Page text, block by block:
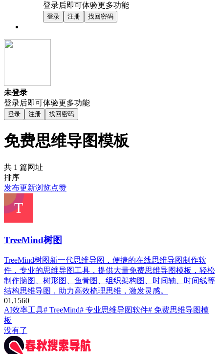
登录后即可体验更多功能
登录 注册 找回密码
未登录
登录后即可体验更多功能
登录 注册 找回密码
免费思维导图模板
共 1 篇网址
排序
发布更新浏览点赞
TreeMind树图
TreeMind树图新一代思维导图，便捷的在线思维导图制作软
件，专业的思维导图工具，提供大量免费思维导图模板，轻松
制作脑图、树形图、鱼骨图、组织架构图、时间轴、时间线等
结构思维导图，助力高效梳理思维，激发灵感。
01,1560
AI效率工具# TreeMind# 专业思维导图软件# 免费思维导图模
板
没有了